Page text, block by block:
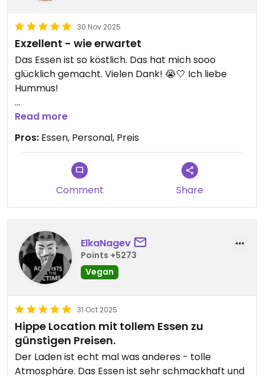
30 Nov 2025
Exzellent - wie erwartet
Das Essen ist so köstlich. Das hat mich sooo
glücklich gemacht. Vielen Dank! 😭🤍 Ich liebe
Hummus!
Ich freue mich auf meinen nächsten Besuch in
Updated from previous review on 2025-11-28
Read more
Pros: Essen, Personal, Preis
Comment Share
ElkaNagev
Points +5273
Vegan
31 Oct 2025
Hippe Location mit tollem Essen zu
günstigen Preisen.
Der Laden ist echt mal was anderes - tolle
Atmosphäre. Das Essen ist sehr schmackhaft und